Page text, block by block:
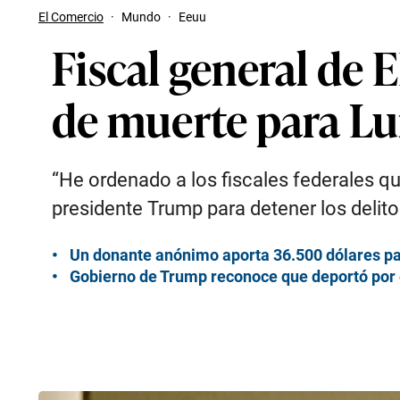
El Comercio · Mundo · Eeuu
Fiscal general de
de muerte para
“He ordenado a los fiscales federales
presidente Trump para detener los
Un donante anónimo aporta 36.500 dólares
Gobierno de Trump reconoce que deportó